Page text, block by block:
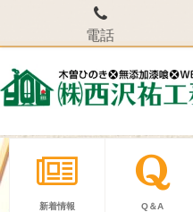
新着情報 Q＆A
電話